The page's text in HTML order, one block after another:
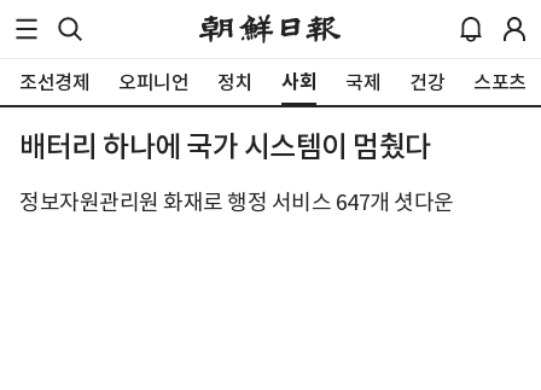
조선경제 오피니언 정치 사회 국제 건강 스포츠
배터리 하나에 국가 시스템이 멈췄다
정보자원관리원 화재로 행정 서비스 647개 셧다운